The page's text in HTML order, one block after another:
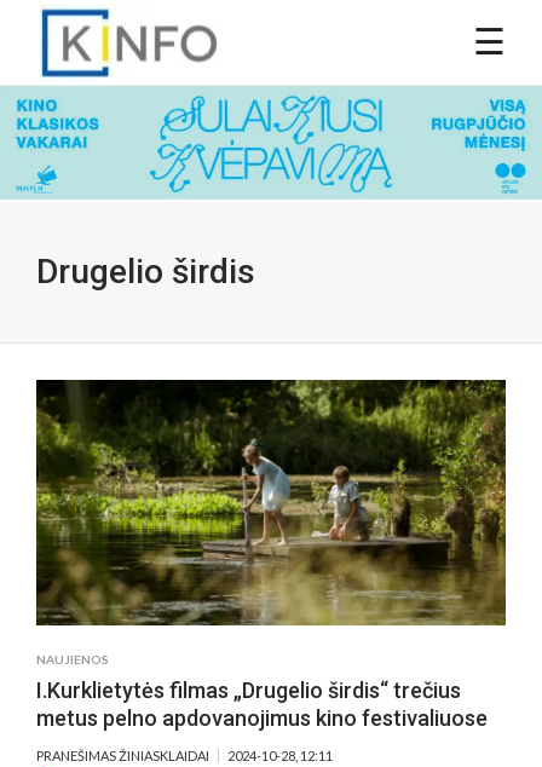
Drugelio širdis
NAUJIENOS
I.Kurklietytės filmas „Drugelio širdis“ trečius
metus pelno apdovanojimus kino festivaliuose
PRANEŠIMAS ŽINIASKLAIDAI 2024-10-28, 12:11